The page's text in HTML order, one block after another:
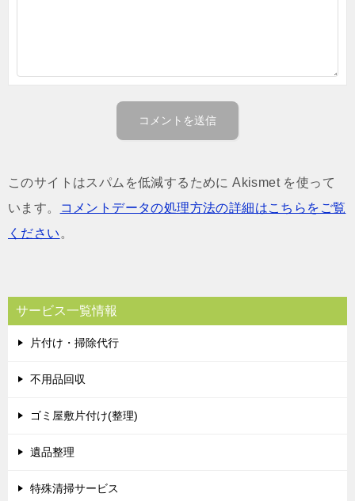
このサイトはスパムを低減するために Akismet を使って
います。
コメントデータの処理方法の詳細はこちらをご覧
ください 。
サービス一覧情報
片付け・掃除代行
不用品回収
ゴミ屋敷片付け(整理)
遺品整理
特殊清掃サービス